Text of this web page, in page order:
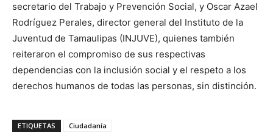
secretario del Trabajo y Prevención Social, y Oscar Azael
Rodríguez Perales, director general del Instituto de la
Juventud de Tamaulipas (INJUVE), quienes también
reiteraron el compromiso de sus respectivas
dependencias con la inclusión social y el respeto a los
derechos humanos de todas las personas, sin distinción.
ETIQUETAS Ciudadanía